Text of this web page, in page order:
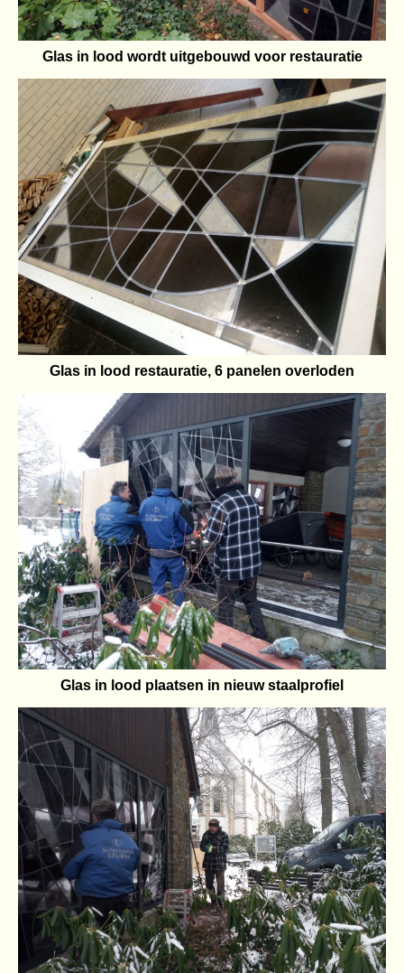
Glas in lood wordt uitgebouwd voor restauratie
Glas in lood restauratie, 6 panelen overloden
Glas in lood plaatsen in nieuw staalprofiel